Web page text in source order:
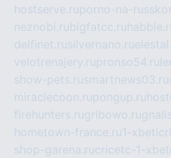
hostserve.ruporno-na-
neznobi.rubigfatcc.ru
delfinet.rusilvernano.ru
velotrenajery.rupronso54.ru
show-pets.rusmartnews03.ru
miraclecoon.rupongup.ru
firehunters.rugribowo.ru
hometown-france.ru1-
shop-garena.rucricetc-1-